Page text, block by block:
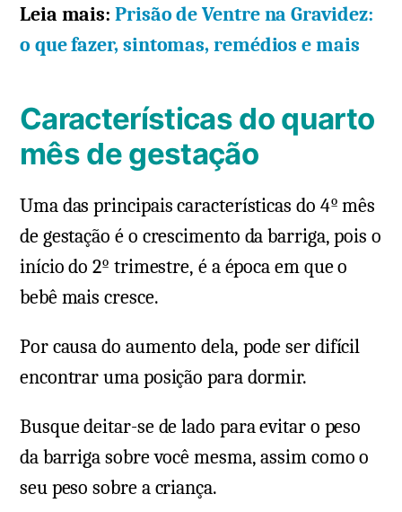
Leia mais:Prisão de Ventre na Gravidez:
o que fazer, sintomas, remédios e mais
Características do quarto
mês de gestação
Uma das principais características do 4º mês
de gestação é o crescimento da barriga, pois o
início do 2º trimestre, é a época em que o
bebê mais cresce.
Por causa do aumento dela, pode ser difícil
encontrar uma posição para dormir.
Busque deitar-se de lado para evitar o peso
da barriga sobre você mesma, assim como o
seu peso sobre a criança.